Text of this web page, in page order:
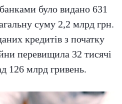
було видано 631
суму 2,2 млрд грн.
кредитів з початку
перевищила 32 тисячі
126 млрд гривень.